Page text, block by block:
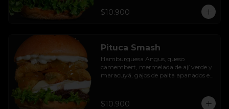
$10.900
Pituca Smash
Hamburguesa Angus, queso
camembert, mermelada de ají verde y
maracuyá, gajos de palta apanados en
$10.900